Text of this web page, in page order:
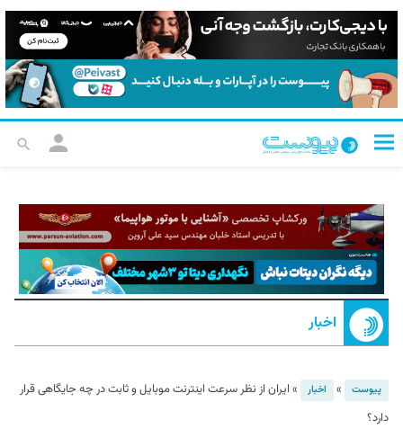
اخبار
پیوست » اخبار » ایران از نظر سرعت اینترنت موبایل و ثابت در چه جایگاهی قرار
دارد؟